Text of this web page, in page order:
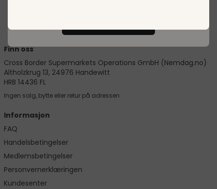
Finn oss
Cross Border Supermarkets Operations GmbH (Nemdag.no)
Altholzkrug 13, 24976 Handewitt
HRB 14436 FL
Ingen salg, bytte eller retur på adressen
Informasjon
FAQ
Handelsbetingelser
Medlemsbetingelser
Personvernerklæringen
Kundesenter